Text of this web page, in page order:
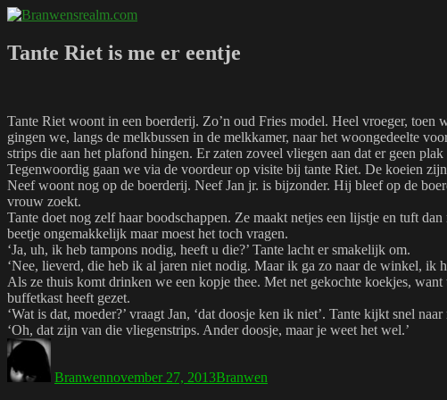
Naar
inhoud
springen
Tante Riet is me er eentje
Tante Riet woont in een boerderij. Zo’n oud Fries model. Heel vroeger,
gingen we, langs de melkbussen in de melkkamer, naar het woongedeelte
strips die aan het plafond hingen. Er zaten zoveel vliegen aan dat er geen
Tegenwoordig gaan we via de voordeur op visite bij tante Riet. De koeien
Neef woont nog op de boerderij. Neef Jan jr. is bijzonder. Hij bleef op de
vrouw zoekt.
Tante doet nog zelf haar boodschappen. Ze maakt netjes een lijstje en tuft
beetje ongemakkelijk maar moest het toch vragen.
‘Ja, uh, ik heb tampons nodig, heeft u die?’ Tante lacht er smakelijk om.
‘Nee, lieverd, die heb ik al jaren niet nodig. Maar ik ga zo naar de winkel, ik
Als ze thuis komt drinken we een kopje thee. Met net gekochte koekjes,
buffetkast heeft gezet.
‘Wat is dat, moeder?’ vraagt Jan, ‘dat doosje ken ik niet’. Tante kijkt snel
‘Oh, dat zijn van die vliegenstrips. Ander doosje, maar je weet het wel.’
Auteur
Branwennovember 27, 2013Branwen